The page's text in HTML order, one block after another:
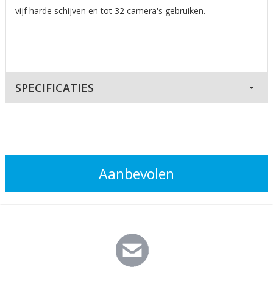
Aanbevolen
vijf harde schijven en tot 32 camera's gebruiken.
SPECIFICATIES